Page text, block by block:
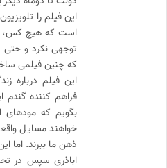
این فیلم را
است که هیچ کس،
توجهی نکرد و حتی
که چنین فیلمی
این فیلم درباره
فراهم کننده گندم
بگویم که
خواهند مسایل
ذهن ما ببرند. اما
اباذری سپس در